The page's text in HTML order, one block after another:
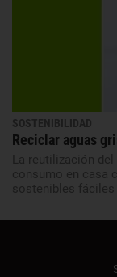
SOSTENIBILIDAD
Reciclar aguas
La reutilización del
consumo en casa
sostenibles fáciles